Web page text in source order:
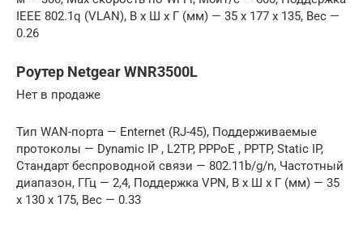
IEEE 802.1q (VLAN), В x Ш x Г (мм) — 35 x 177 x 135, Вес —
0.26
Роутер Netgear WNR3500L
Нет в продаже
Тип WAN-порта — Enternet (RJ-45), Поддерживаемые
протоколы — Dynamic IP , L2TP, PPPoE , PPTP, Static IP,
Стандарт беспроводной связи — 802.11b/g/n, Частотный
диапазон, ГГц — 2,4, Поддержка VPN, В x Ш x Г (мм) — 35
x 130 x 175, Вес — 0.33